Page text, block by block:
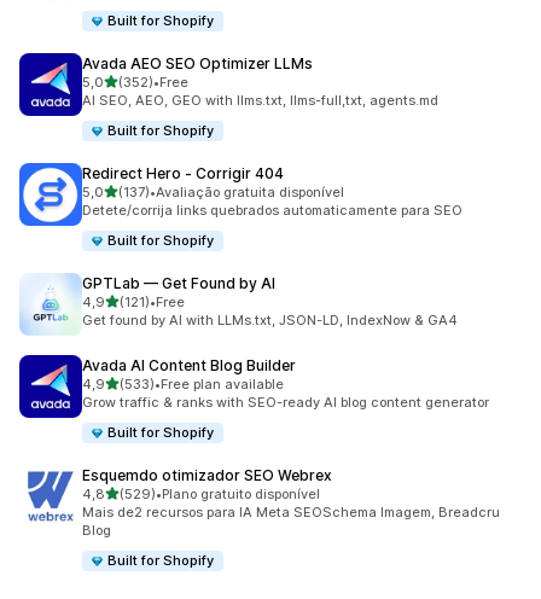
Built for Shopify
Avada AEO SEO Optimizer LLMs
5,0de 5 estrelas
(352)
352 total de avaliações
•Free
AI SEO, AEO, GEO with llms.txt, llms-full,txt, agents.md
Built for Shopify
Redirect Hero ‑ Corrigir 404
5,0de 5 estrelas
(137)
137 total de avaliações
•Avaliação gratuita disponível
Detete/corrija links quebrados automaticamente para SEO
Built for Shopify
GPTLab — Get Found by AI
4,9de 5 estrelas
(121)
121 total de avaliações
•Free
Get found by AI with LLMs.txt, JSON-LD, IndexNow & GA4
Avada AI Content Blog Builder
4,9de 5 estrelas
(533)
533 total de avaliações
•Free plan available
Grow traffic & ranks with SEO-ready AI blog content generator
Built for Shopify
Esquemdo otimizador SEO Webrex
4,8de 5 estrelas
(529)
529 total de avaliações
•Plano gratuito disponível
Mais de2 recursos para IA Meta SEOSchema Imagem, Breadcru
BIog
Built for Shopify